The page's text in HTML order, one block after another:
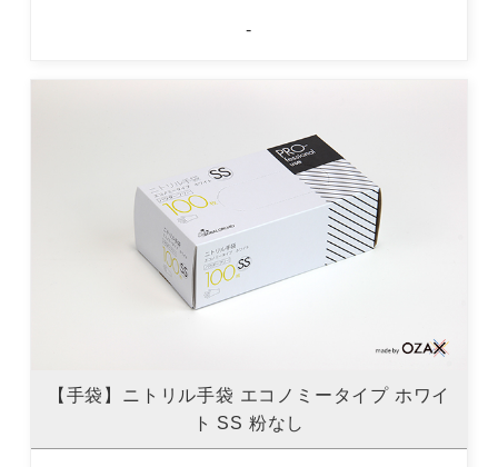
-
【手袋】ニトリル手袋 エコノミータイプ ホワイ
ト SS 粉なし